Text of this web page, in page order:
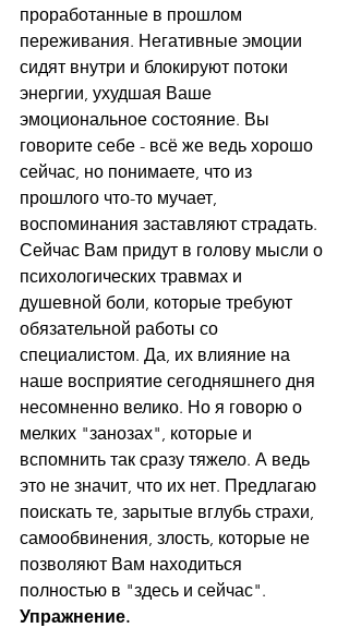
проработанные в прошлом
переживания. Негативные эмоции
сидят внутри и блокируют потоки
энергии, ухудшая Ваше
эмоциональное состояние. Вы
говорите себе - всё же ведь хорошо
сейчас, но понимаете, что из
прошлого что-то мучает,
воспоминания заставляют страдать.
Сейчас Вам придут в голову мысли о
психологических травмах и
душевной боли, которые требуют
обязательной работы со
специалистом. Да, их влияние на
наше восприятие сегодняшнего дня
несомненно велико. Но я говорю о
мелких "занозах", которые и
вспомнить так сразу тяжело. А ведь
это не значит, что их нет. Предлагаю
поискать те, зарытые вглубь страхи,
самообвинения, злость, которые не
позволяют Вам находиться
полностью в "здесь и сейчас".
Упражнение.